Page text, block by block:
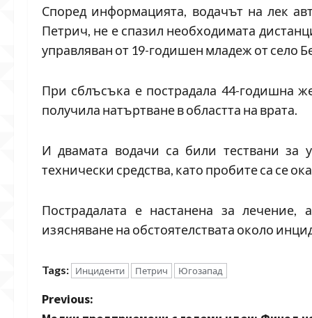
Според информацията, водачът на лек
Петрич, не е спазил необходимата
управляван от 19-годишен младеж от село
При сблъсъка е пострадала 44-годишна
получила натъртване в областта на врата.
И двамата водачи са били тествани за
технически средства, като пробите са се
Пострадалата е настанена за
изясняване на обстоятелствата около
Tags: Инциденти Петрич Югозапад
P
Previous: